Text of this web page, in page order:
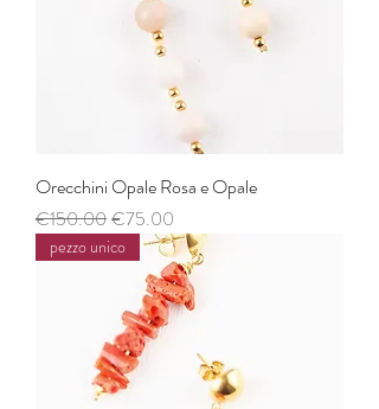
Orecchini Opale Rosa e Opale
Regular Price
€150.00Sale Price
€75.00
pezzo unico